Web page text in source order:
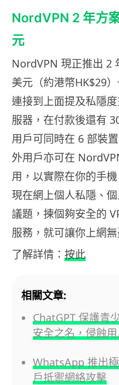
NordVPN 2 年方
元
NordVPN 現正推出 2
美元（約港幣HK$29
連接到上面提及私隱
服器，在付款後還有
用戶可同時在 6 部裝
外用戶亦可在
用，以實際在你的手
現在網上個人私隱、
議題，揀個夠安全的
服務，就可讓你上網無
了解詳情： 按此
相關文章:
ChatGPT 保護青
安全之名，侵蝕
WhatsApp 推出
戶抵禦網絡攻擊